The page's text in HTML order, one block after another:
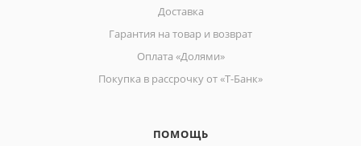
Доставка
Гарантия на товар и возврат
Оплата «Долями»
Покупка в рассрочку от «Т-Банк»
ПОМОЩЬ